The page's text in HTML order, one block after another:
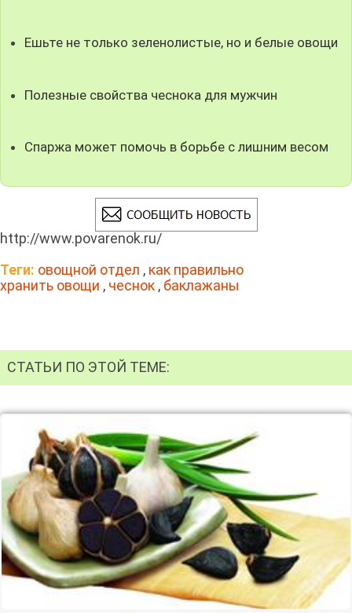
Ешьте не только зеленолистые, но и белые овощи
Полезные свойства чеснока для мужчин
Спаржа может помочь в борьбе с лишним весом
http://www.povarenok.ru/
Теги: овощной отдел , как правильно
хранить овощи , чеснок , баклажаны
СТАТЬИ ПО ЭТОЙ ТЕМЕ: